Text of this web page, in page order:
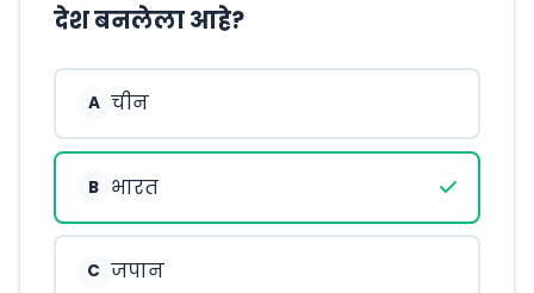
देश बनलेला आहे?
A चीन
B भारत
C जपान